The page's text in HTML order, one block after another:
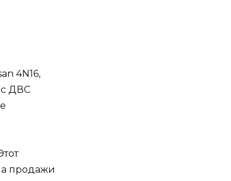
4N16,
с ДВС
а продажи